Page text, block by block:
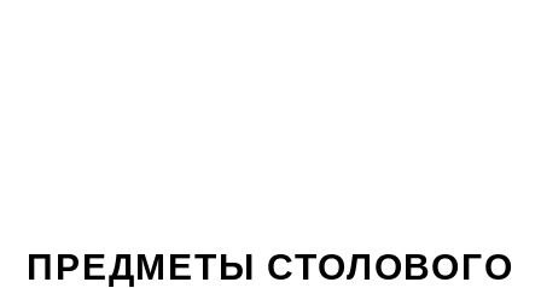
ПРЕДМЕТЫ СТОЛОВОГО